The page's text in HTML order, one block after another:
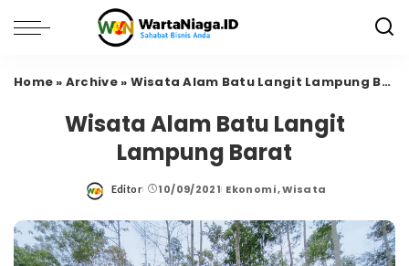
Home » Archive» Wisata Alam Batu Langit Lampung Barat
Wisata Alam Batu Langit
Lampung Barat
Posted
Editor 10/09/2021 Ekonomi Wisata